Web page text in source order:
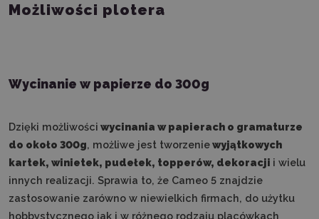
Możliwości plotera
Wycinanie w papierze do 300g
Dzięki możliwości wycinania w papierach o gramaturze
do około 300g, możliwe jest tworzeniewyjątkowych
kartek, winietek, pudełek, topperów, dekoracji i wielu
innych realizacji. Sprawia to, że Cameo 5 znajdzie
zastosowanie zarówno w niewielkich firmach, do użytku
hobbystycznego jak i w różnego rodzaju placówkach